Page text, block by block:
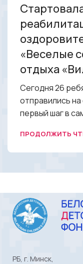
«Веселые
отдыха
Сегодня 26
отправились на
первый шаг в
ПРОДОЛЖИТЬ
РБ, г. Минск,